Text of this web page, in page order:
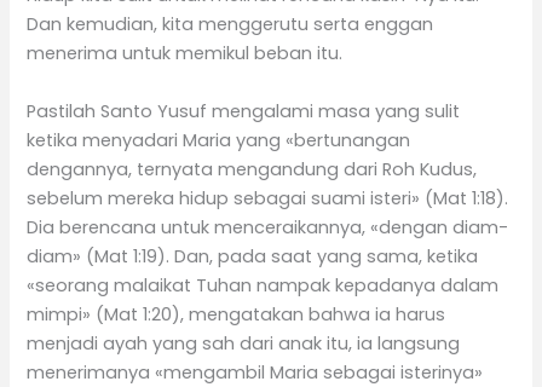
Dan kemudian, kita menggerutu serta enggan
menerima untuk memikul beban itu.
Pastilah Santo Yusuf mengalami masa yang sulit
ketika menyadari Maria yang «bertunangan
dengannya, ternyata mengandung dari Roh Kudus,
sebelum mereka hidup sebagai suami isteri» (Mat 1:18).
Dia berencana untuk menceraikannya, «dengan diam-
diam» (Mat 1:19). Dan, pada saat yang sama, ketika
«seorang malaikat Tuhan nampak kepadanya dalam
mimpi» (Mat 1:20), mengatakan bahwa ia harus
menjadi ayah yang sah dari anak itu, ia langsung
menerimanya «mengambil Maria sebagai isterinya»